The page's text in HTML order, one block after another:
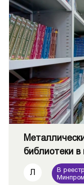
библиотеки в
Л
В